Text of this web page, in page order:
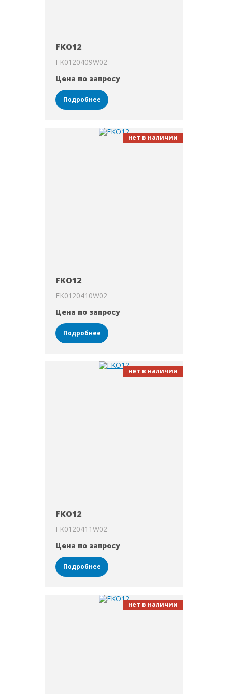
FKO12
FK0120409W02
Цена по запросу
Подробнее
нет в наличии
FKO12
FK0120410W02
Цена по запросу
Подробнее
нет в наличии
FKO12
FK0120411W02
Цена по запросу
Подробнее
нет в наличии